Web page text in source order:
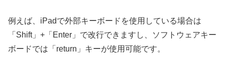
例えば、iPadで外部キーボードを使用している場合は
「Shift」+「Enter」で改行できますし、ソフトウェアキー
ボードでは「return」キーが使用可能です。